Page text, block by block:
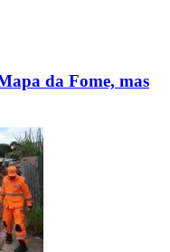
da Fome, mas